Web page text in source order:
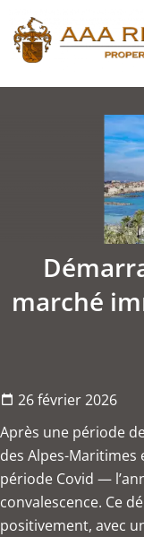
marché
26 février 2026
Après une période
des Alpes-
période Covid —
convalescence. Ce
positivement, avec